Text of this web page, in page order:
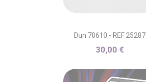
Dun 70610 - REF 25287
30,00 €